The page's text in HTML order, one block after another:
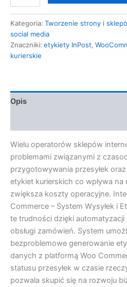
Kategoria: Tworzenie strony i
social media
Znaczniki: etykiety InPost,
kurierskie
Opis
Wielu operatorów sklepów
problemami związanymi z
przygotowywania przesyłek
etykiet kurierskich co wpływa
zwiększa koszty operacyjne.
Commerce – System Wysyłek i
te trudności dzięki
obsługi zamówień. System
bezproblemowe generowanie
danych z platformą Woo
statusu przesyłek w czasie
pozwala skupić się na rozwoju